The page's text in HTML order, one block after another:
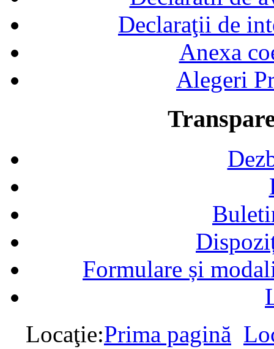
Declaraţii de
Anexa
Alegeri
Formulare și
Locaţie:Prima pagină